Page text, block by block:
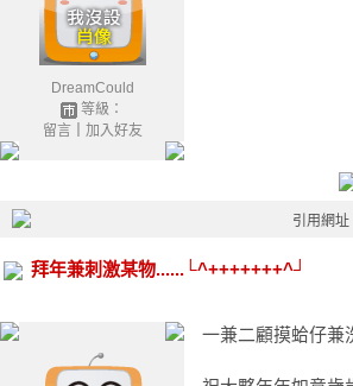
DreamCould
等級：
留言｜ 加入好友
引用網
拜年兼刺激某物......└^+++++++^┘
一兼二顧摸蛤仔兼